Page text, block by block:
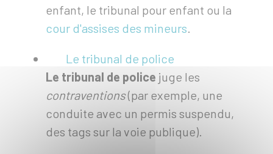
enfant, le tribunal pour enfant ou la
cour d'assises des mineurs.
Le tribunal de police
Le tribunal de police juge les
contraventions(par exemple, une
conduite avec un permis suspendu,
des tags sur la voie publique).